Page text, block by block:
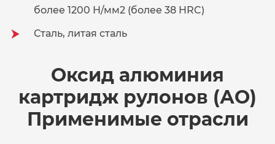
более 1200 Н/мм2 (более 38 HRC)
Сталь, литая сталь
Оксид алюминия
картридж рулонов (АО)
Применимые отрасли